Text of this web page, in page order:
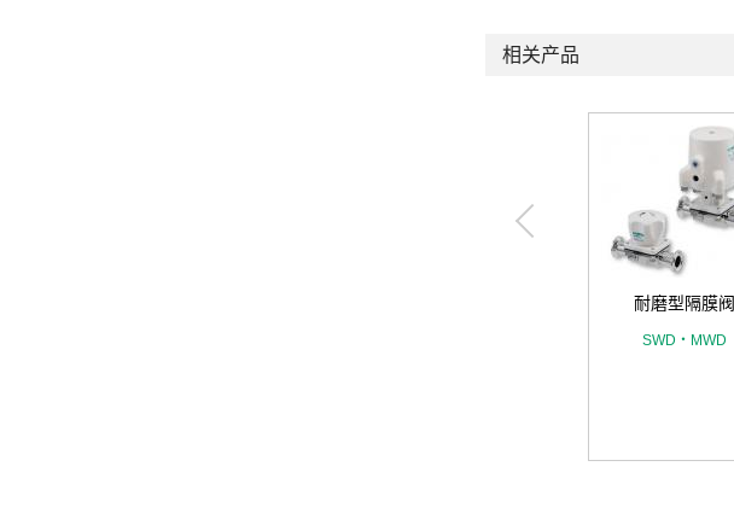
相关产品
耐磨型隔膜阀
SWD・MWD